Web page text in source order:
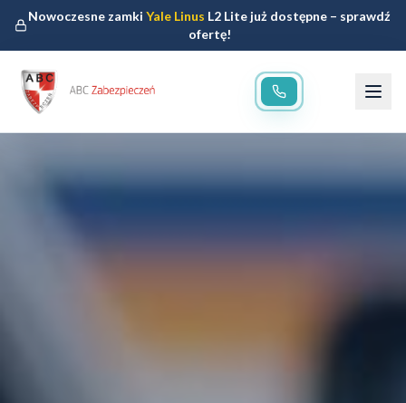
Nowoczesne zamkiYale Linus L2 Lite już dostępne – sprawdź
ofertę!